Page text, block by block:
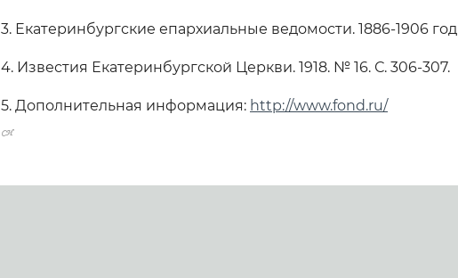
3. Екатеринбургские епархиальные ведомости. 1886-1906
4. Известия Екатеринбургской Церкви. 1918. № 16. С. 306-307.
5. Дополнительная информация: http://www.fond.ru/